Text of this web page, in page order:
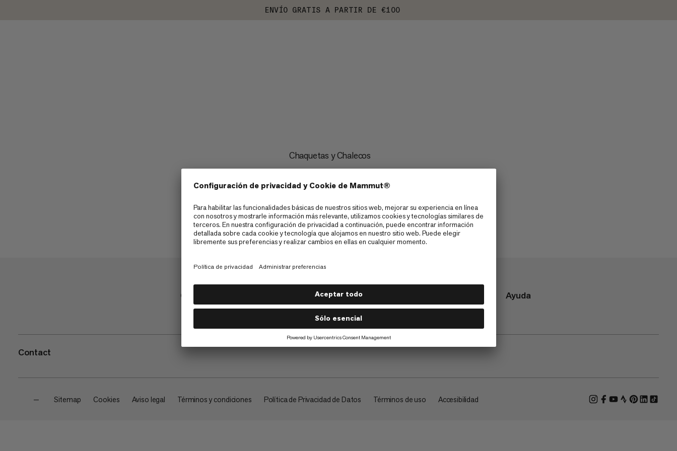
ENVÍO GRATIS A PARTIR DE €100
Chaquetas y Chalecos
Comprar Empresa Ayuda
Contact
— Sitemap Cookies Aviso legal Términos y condiciones Política de Privacidad de Datos Términos de uso Accesibilidad